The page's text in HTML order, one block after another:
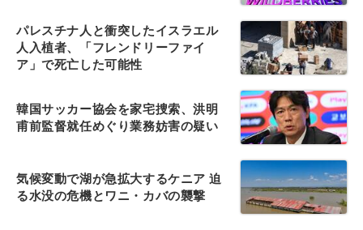
パレスチナ人と衝突したイスラエル
人入植者、「フレンドリーファイ
ア」で死亡した可能性
韓国サッカー協会を家宅捜索、洪明
甫前監督就任めぐり業務妨害の疑い
気候変動で湖が急拡大するケニア 迫
る水没の危機とワニ・カバの襲撃